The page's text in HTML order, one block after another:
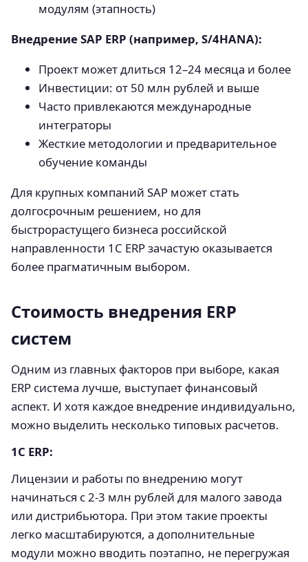
модулям (этапность)
Внедрение SAP ERP (например, S/4HANA):
Проект может длиться 12–24 месяца и более
Инвестиции: от 50 млн рублей и выше
Часто привлекаются международные
интеграторы
Жесткие методологии и предварительное
обучение команды
Для крупных компаний SAP может стать
долгосрочным решением, но для
быстрорастущего бизнеса российской
направленности 1С ERP зачастую оказывается
более прагматичным выбором.
Стоимость внедрения ERP
систем
Одним из главных факторов при выборе, какая
ERP система лучше, выступает финансовый
аспект. И хотя каждое внедрение индивидуально,
можно выделить несколько типовых расчетов.
1С ERP:
Лицензии и работы по внедрению могут
начинаться с 2-3 млн рублей для малого завода
или дистрибьютора. При этом такие проекты
легко масштабируются, а дополнительные
модули можно вводить поэтапно, не перегружая